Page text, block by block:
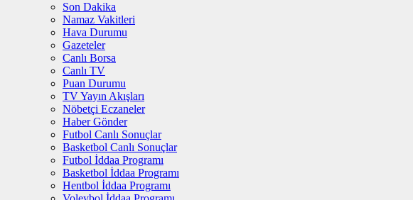
Son Dakika
Namaz Vakitleri
Hava Durumu
Gazeteler
Canlı Borsa
Canlı TV
Puan Durumu
TV Yayın Akışları
Nöbetçi Eczaneler
Haber Gönder
Futbol Canlı Sonuçlar
Basketbol Canlı Sonuçlar
Futbol İddaa Programı
Basketbol İddaa Programı
Hentbol İddaa Programı